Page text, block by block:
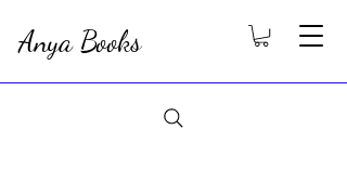
Anya Books